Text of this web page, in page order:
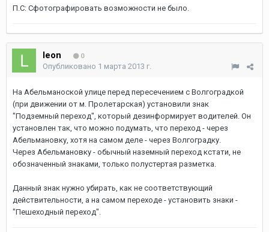
П.С: Сфотографировать возможности не было.
leon 0
Опубликовано 1 марта 2013 г.
На Абельманоской улице перед пересечением с Волгоградкой
(при движении от м. Пролетарская) установили знак
"Подземный переход", который дезинформирует водителей. Он
установлен так, что можно подумать, что переход - через
Абельмановку, хотя на самом деле - через Волгоградку.
Через Абельмановку - обычный наземный переход кстати, не
обозначенный знаками, только полустертая разметка.
Данный знак нужно убирать, как не соответствующий
действительности, а на самом переходе - установить знаки -
"Пешеходный переход".